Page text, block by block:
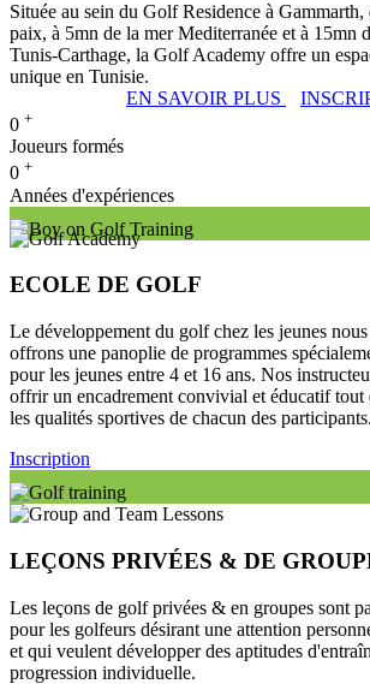
Située au sein du Golf Residence à Gammarth,
paix, à 5mn de la mer Mediterranée et à 15mn
Tunis-Carthage, la Golf Academy offre un
unique en Tunisie.
EN SAVOIR PLUS
0 +
Joueurs formés
0 +
Années d'expériences
ECOLE DE GOLF
Le développement du golf chez les jeunes
offrons une panoplie de programmes
pour les jeunes entre 4 et 16 ans. Nos
offrir un encadrement convivial et éducatif tout
les qualités sportives de chacun des participants.
Inscription
LEÇONS PRIVÉES & DE
Les leçons de golf privées & en groupes sont
pour les golfeurs désirant une attention
et qui veulent développer des aptitudes
progression individuelle.